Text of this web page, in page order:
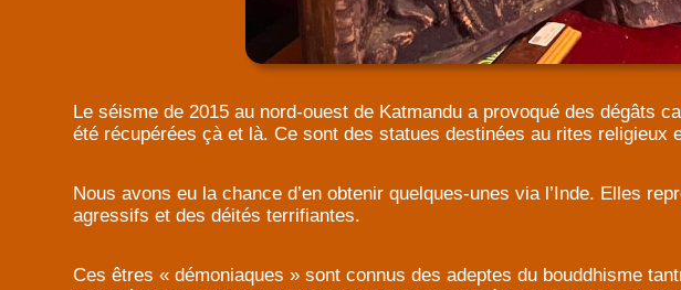
Le séisme de 2015 au nord-ouest de Katmandu a provoqué des dégâts
été récupérées çà et là. Ce sont des statues destinées au rites religieux
Nous avons eu la chance d’en obtenir quelques-unes via l’Inde. Elles
agressifs et des déités terrifiantes.
Ces êtres « démoniaques » sont connus des adeptes du bouddhisme